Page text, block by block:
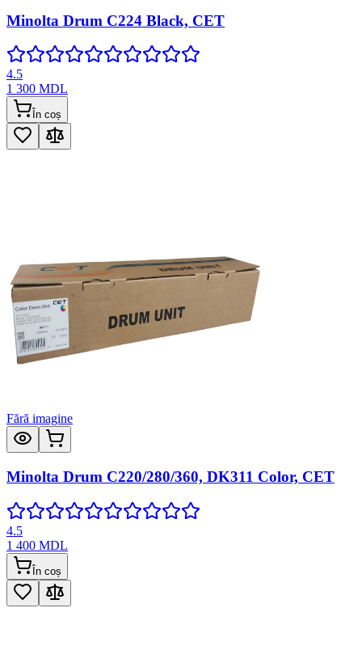
Minolta Drum C224 Black, CET
4.5
1 300 MDL
În coș
Fără imagine
Minolta Drum C220/280/360, DK311 Color, CET
4.5
1 400 MDL
În coș